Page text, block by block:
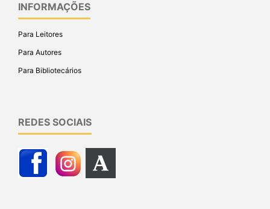
INFORMAÇÕES
Para Leitores
Para Autores
Para Bibliotecários
REDES SOCIAIS